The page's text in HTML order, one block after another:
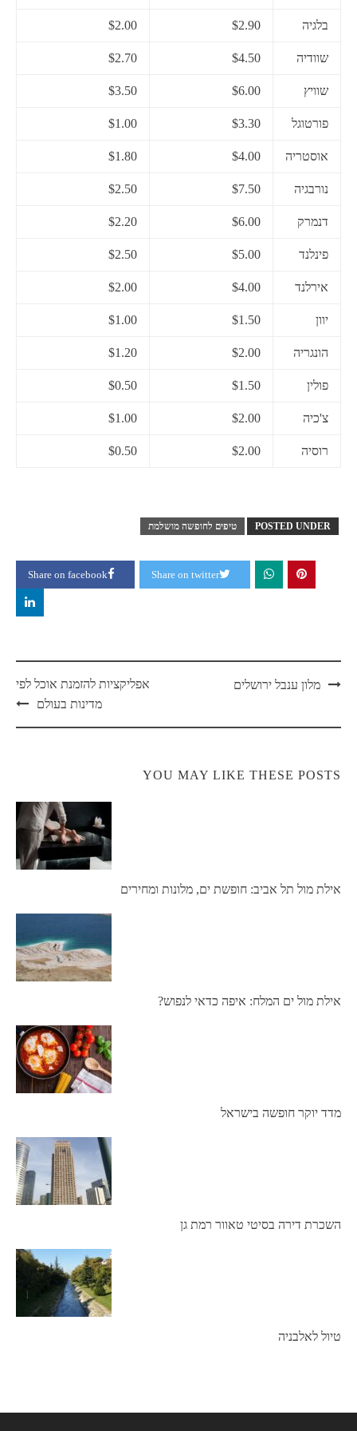
בלגיה $2.90
$2.00
שוודיה $4.50
$2.70
שוויץ $6.00
$3.50
פורטוגל $3.30
$1.00
אוסטריה $4.00
$1.80
נורבגיה $7.50
$2.50
דנמרק $6.00
$2.20
פינלנד $5.00
$2.50
אירלנד $4.00
$2.00
יוון $1.50
$1.00
הונגריה $2.00
$1.20
פולין $1.50
$0.50
צ'כיה $2.00
$1.00
רוסיה $2.00
$0.50
POSTED UNDER טיפים לחופשה מושלמת
Share on facebook Share on twitter
Postמלון ענבל ירושלים
אפליקציות להזמנת אוכל לפי
מדינות בעולם
YOU MAY LIKE THESE POSTS
אילת מול תל אביב: חופשת ים, מלונות ומחירים
אילת מול ים המלח: איפה כדאי לנפוש?
מדד יוקר חופשה בישראל
השכרת דירה בסיטי טאוור רמת גן
טיול לאלבניה